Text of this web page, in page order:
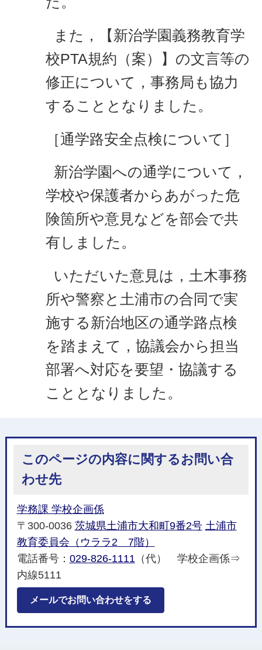
また，【新治学園義務教育学
校PTA規約（案）】の文言等の
修正について，事務局も協力
することとなりました。
［通学路安全点検について］
新治学園への通学について，
学校や保護者からあがった危
険箇所や意見などを部会で共
有しました。
いただいた意見は，土木事務
所や警察と土浦市の合同で実
施する新治地区の通学路点検
を踏まえて，協議会から担当
部署へ対応を要望・協議する
こととなりました。
このページの内容に関するお問い合
わせ先
学務課 学校企画係
〒300-0036 茨城県土浦市大和町9番2号 土浦市
教育委員会（ウララ2 7階）
電話番号： 029-826-1111 （代） 学校企画係⇒
内線5111
メールでお問い合わせをする